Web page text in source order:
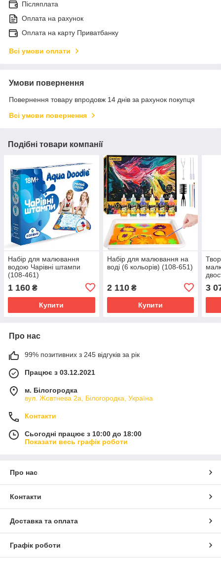
Післяплата
Оплата на рахунок
Оплата на карту Приватбанку
Всі умови оплати
Умови повернення
Повернення товару впродовж 14 днів за рахунок покупця
Всі умови повернення
Подібні товари компанії
Набір для малювання
водою Чарівні штампи
(108-461)
1 160 ₴
Купити
Набір для малювання на
воді (6 кольорів) (108-651)
2 110₴
Купити
3
Про нас
99% позитивних з 245 відгуків за рік
Працює з 03.12.2021
м. Білогородка
вул. Жовтнева 2а, Білогородка, Україна
Контакти
Сьогодні працює з 10:00 до 18:00
Показати весь графік роботи
Про нас
Контакти
Доставка та оплата
Графік роботи